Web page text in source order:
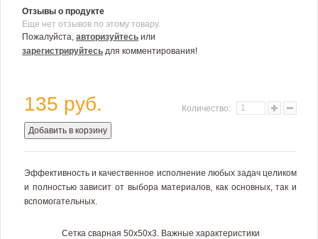
Отзывы о продукте
Еще нет отзывов по этому товару.
Пожалуйста, авторизуйтесь или
зарегистрируйтесь для комментирования!
135 руб. Количество:
Добавить в корзину
Эффективность и качественное исполнение любых задач целиком
и полностью зависит от выбора материалов, как основных, так и
вспомогательных.
Сетка сварная 50х50х3. Важные характеристики